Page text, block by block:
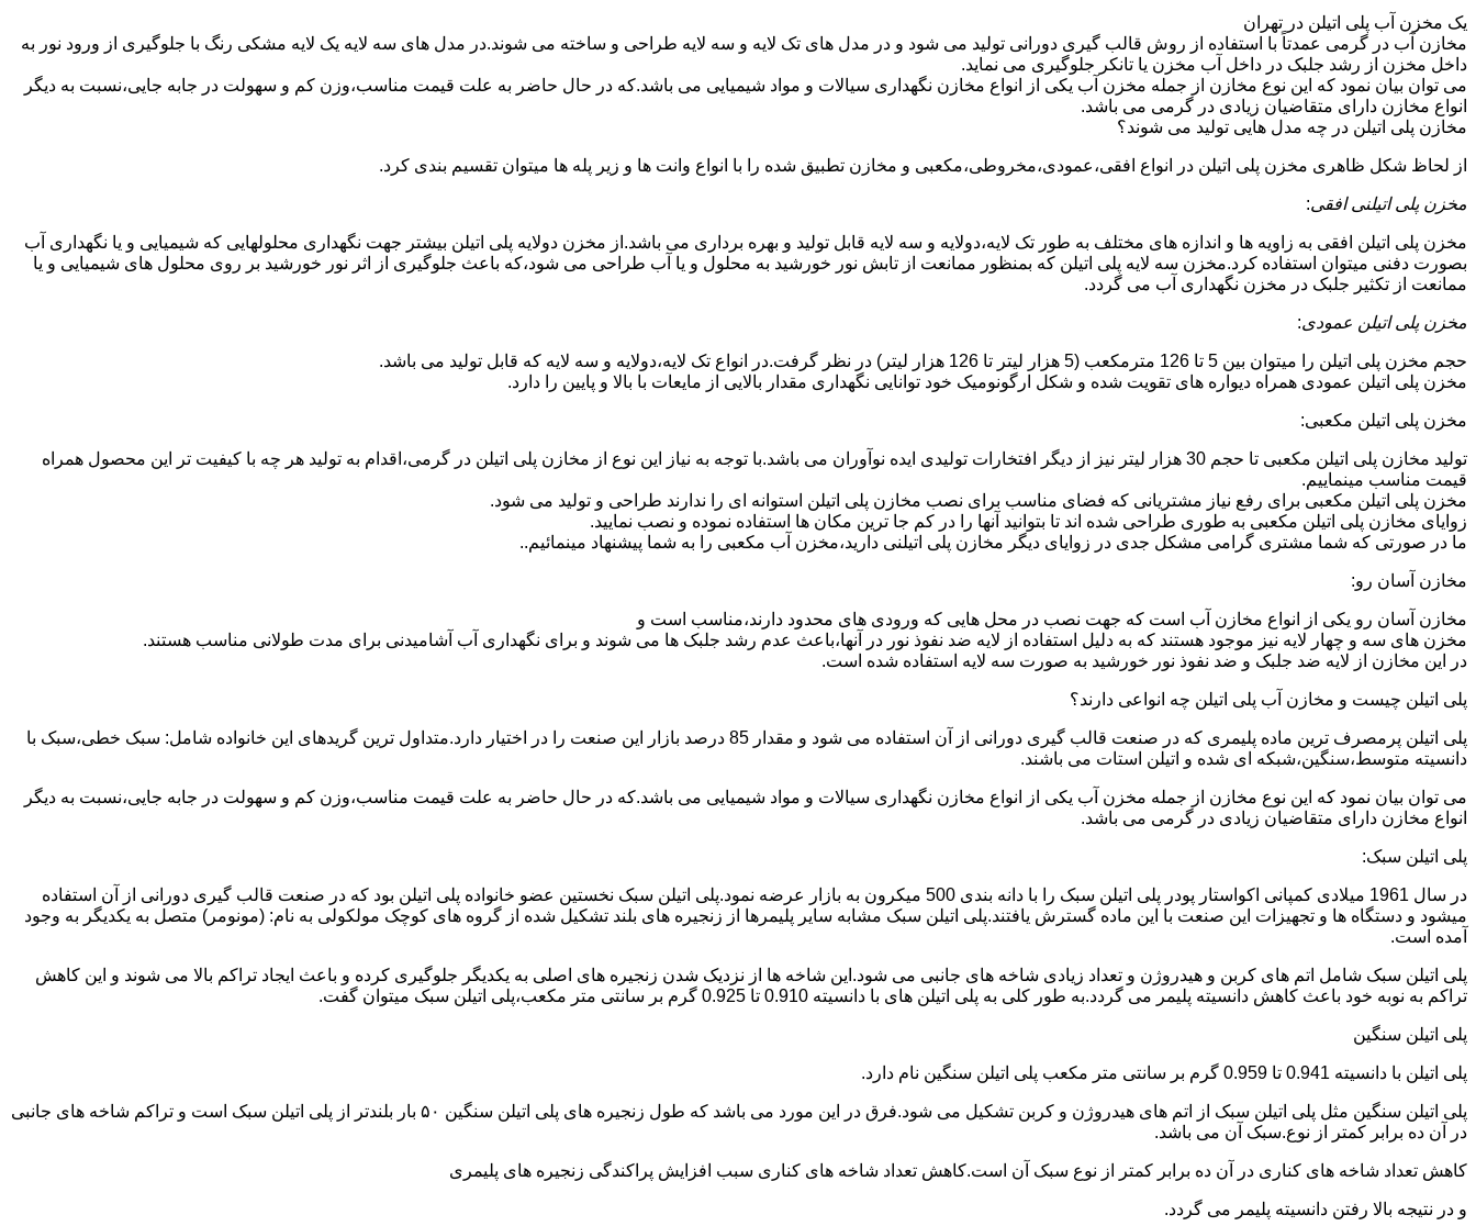
یک مخزن آب پلی اتیلن در تهران
مخازن آب در گرمی عمدتاً با استفاده از روش قالب گیری دورانی تولید می شود و در مدل های تک لایه و سه لایه طراحی و ساخته می شوند.در مدل های سه لایه یک لایه مشکی رنگ با جلوگیری از ورود نور به
داخل مخزن از رشد جلبک در داخل آب مخزن یا تانکر جلوگیری می نماید.
می توان بیان نمود که این نوع مخازن از جمله مخزن آب یکی از انواع مخازن نگهداری سیالات و مواد شیمیایی می باشد.که در حال حاضر به علت قیمت مناسب،وزن کم و سهولت در جابه جایی،نسبت به دیگر
انواع مخازن دارای متقاضیان زیادی در گرمی می باشد.
مخازن پلی اتیلن در چه مدل هایی تولید می شوند؟
از لحاظ شکل ظاهری مخزن پلی اتیلن در انواع افقی،عمودی،مخروطی،مکعبی و مخازن تطبیق شده را با انواع وانت ها و زیر پله ها میتوان تقسیم بندی کرد.
مخزن پلی اتیلنی افقی:
مخزن پلی اتیلن افقی به زاویه ها و اندازه های مختلف به طور تک لایه،دولایه و سه لایه قابل تولید و بهره برداری می باشد.از مخزن دولایه پلی اتیلن بیشتر جهت نگهداری محلولهایی که شیمیایی و یا نگهداری آب
بصورت دفنی میتوان استفاده کرد.مخزن سه لایه پلی اتیلن که بمنظور ممانعت از تابش نور خورشید به محلول و یا آب طراحی می شود،که باعث جلوگیری از اثر نور خورشید بر روی محلول های شیمیایی و یا
ممانعت از تکثیر جلبک در مخزن نگهداری آب می گردد.
مخزن پلی اتیلن عمودی:
حجم مخزن پلی اتیلن را میتوان بین 5 تا 126 مترمکعب (5 هزار لیتر تا 126 هزار لیتر) در نظر گرفت.در انواع تک لایه،دولایه و سه لایه که قابل تولید می باشد.
مخزن پلی اتیلن عمودی همراه دیواره های تقویت شده و شکل ارگونومیک خود توانایی نگهداری مقدار بالایی از مایعات با بالا و پایین را دارد.
مخزن پلی اتیلن مکعبی:
تولید مخازن پلی اتیلن مکعبی تا حجم 30 هزار لیتر نیز از دیگر افتخارات تولیدی ایده نوآوران می باشد.با توجه به نیاز این نوع از مخازن پلی اتیلن در گرمی،اقدام به تولید هر چه با کیفیت تر این محصول همراه
قیمت مناسب مینماییم.
مخزن پلی اتیلن مکعبی برای رفع نیاز مشتریانی که فضای مناسب برای نصب مخازن پلی اتیلن استوانه ای را ندارند طراحی و تولید می شود.
زوایای مخازن پلی اتیلن مکعبی به طوری طراحی شده اند تا بتوانید آنها را در کم جا ترین مکان ها استفاده نموده و نصب نمایید.
ما در صورتی که شما مشتری گرامی مشکل جدی در زوایای دیگر مخازن پلی اتیلنی دارید،مخزن آب مکعبی را به شما پیشنهاد مینمائیم..
مخازن آسان رو:
مخازن آسان رو یکی از انواع مخازن آب است که جهت نصب در محل هایی که ورودی های محدود دارند،مناسب است و
مخزن های سه و چهار لایه نیز موجود هستند که به دلیل استفاده از لایه ضد نفوذ نور در آنها،باعث عدم رشد جلبک ها می شوند و برای نگهداری آب آشامیدنی برای مدت طولانی مناسب هستند.
در این مخازن از لایه ضد جلبک و ضد نفوذ نور خورشید به صورت سه لایه استفاده شده است.
پلی اتیلن چیست و مخازن آب پلی اتیلن چه انواعی دارند؟
پلی اتیلن پرمصرف ترین ماده پلیمری که در صنعت قالب گیری دورانی از آن استفاده می شود و مقدار 85 درصد بازار این صنعت را در اختیار دارد.متداول ترین گریدهای این خانواده شامل: سبک خطی،سبک با
دانسیته متوسط،سنگین،شبکه ای شده و اتیلن استات می باشند.
می توان بیان نمود که این نوع مخازن از جمله مخزن آب یکی از انواع مخازن نگهداری سیالات و مواد شیمیایی می باشد.که در حال حاضر به علت قیمت مناسب،وزن کم و سهولت در جابه جایی،نسبت به دیگر
انواع مخازن دارای متقاضیان زیادی در گرمی می باشد.
پلی اتیلن سبک:
در سال 1961 میلادی کمپانی اکواستار پودر پلی اتیلن سبک را با دانه بندی 500 میکرون به بازار عرضه نمود.پلی اتیلن سبک نخستین عضو خانواده پلی اتیلن بود که در صنعت قالب گیری دورانی از آن استفاده
میشود و دستگاه ها و تجهیزات این صنعت با این ماده گسترش یافتند.پلی اتیلن سبک مشابه سایر پلیمرها از زنجیره های بلند تشکیل شده از گروه های کوچک مولکولی به نام: (مونومر) متصل به یکدیگر به وجود
آمده است.
پلی اتیلن سبک شامل اتم های کربن و هیدروژن و تعداد زیادی شاخه های جانبی می شود.این شاخه ها از نزدیک شدن زنجیره های اصلی به یکدیگر جلوگیری کرده و باعث ایجاد تراکم بالا می شوند و این کاهش
تراکم به نوبه خود باعث کاهش دانسیته پلیمر می گردد.به طور کلی به پلی اتیلن های با دانسیته 0.910 تا 0.925 گرم بر سانتی متر مکعب،پلی اتیلن سبک میتوان گفت.
پلی اتیلن سنگین
پلی اتیلن با دانسیته 0.941 تا 0.959 گرم بر سانتی متر مکعب پلی اتیلن سنگین نام دارد.
پلی اتیلن سنگین مثل پلی اتیلن سبک از اتم های هیدروژن و کربن تشکیل می شود.فرق در این مورد می باشد که طول زنجیره های پلی اتیلن سنگین ۵۰ بار بلندتر از پلی اتیلن سبک است و تراکم شاخه های جانبی
در آن ده برابر کمتر از نوع.سبک آن می باشد.
کاهش تعداد شاخه های کناری در آن ده برابر کمتر از نوع سبک آن است.کاهش تعداد شاخه های کناری سبب افزایش پراکندگی زنجیره های پلیمری
و در نتیجه بالا رفتن دانسیته پلیمر می گردد.